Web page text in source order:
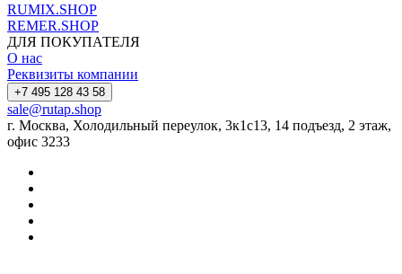
RUMIX.SHOP
REMER.SHOP
ДЛЯ ПОКУПАТЕЛЯ
О нас
Реквизиты компании
+7 495 128 43 58
sale@rutap.shop
г. Москва, Холодильный переулок, 3к1с13, 14 подъезд, 2 этаж,
офис 3233